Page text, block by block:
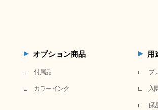
オプション商品
付属品
カラーインク
用
プ
入
保